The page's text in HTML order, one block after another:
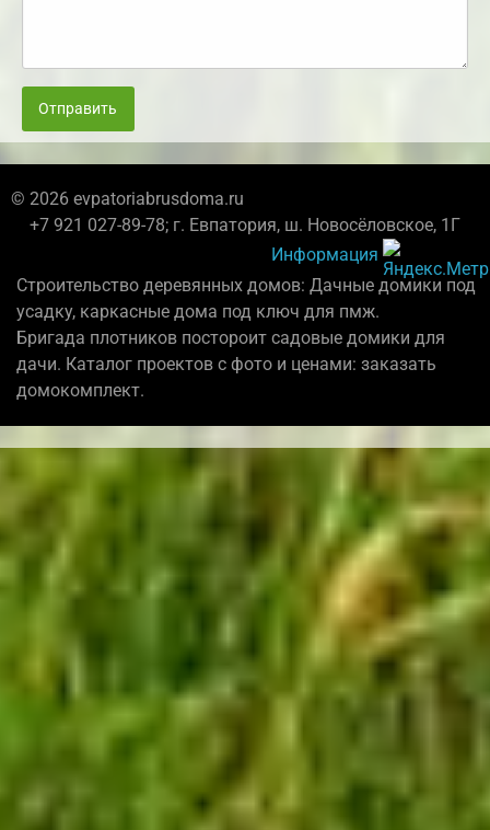
Отправить
© 2026 evpatoriabrusdoma.ru
+7 921 027-89-78; г. Евпатория, ш. Новосёловское, 1Г
Информация
Строительство деревянных домов: Дачные домики под
усадку, каркасные дома под ключ для пмж.
Бригада плотников постороит садовые домики для
дачи. Каталог проектов с фото и ценами: заказать
домокомплект.